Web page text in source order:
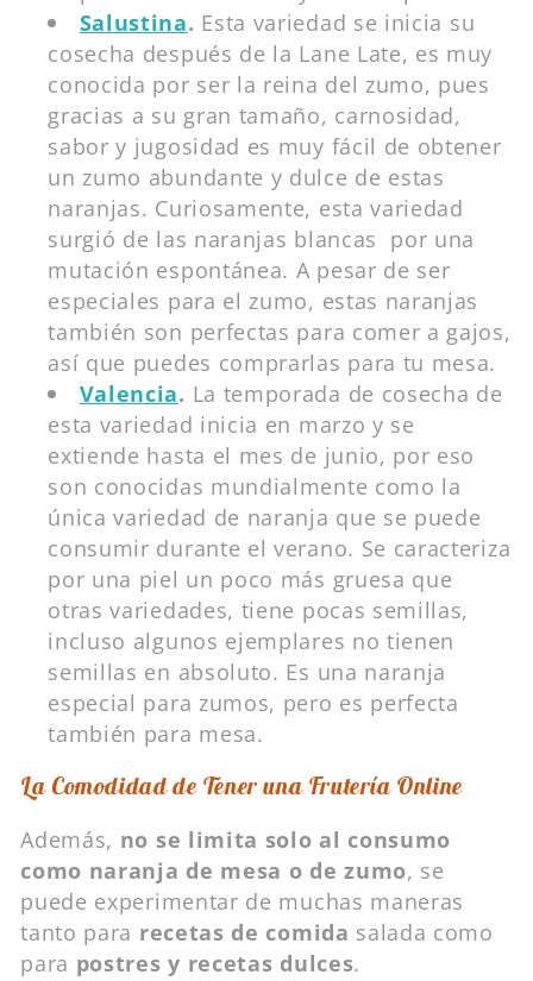
Salustina. Esta variedad se inicia su
cosecha después de la Lane Late, es muy
conocida por ser la reina del zumo, pues
gracias a su gran tamaño, carnosidad,
sabor y jugosidad es muy fácil de obtener
un zumo abundante y dulce de estas
naranjas. Curiosamente, esta variedad
surgió de las naranjas blancas por una
mutación espontánea. A pesar de ser
especiales para el zumo, estas naranjas
también son perfectas para comer a gajos,
así que puedes comprarlas para tu mesa.
Valencia. La temporada de cosecha de
esta variedad inicia en marzo y se
extiende hasta el mes de junio, por eso
son conocidas mundialmente como la
única variedad de naranja que se puede
consumir durante el verano. Se caracteriza
por una piel un poco más gruesa que
otras variedades, tiene pocas semillas,
incluso algunos ejemplares no tienen
semillas en absoluto. Es una naranja
especial para zumos, pero es perfecta
también para mesa.
La Comodidad de Tener una Frutería Online
Además, no se limita solo al consumo
como naranja de mesa o de zumo, se
puede experimentar de muchas maneras
tanto para recetas de comida salada como
para postres y recetas dulces.